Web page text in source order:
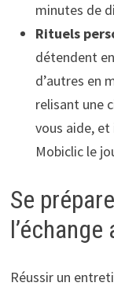
minutes de
Rituels
détendent
d’autres en
relisant une
vous aide,
Mobiclic le
Se
Réussir un